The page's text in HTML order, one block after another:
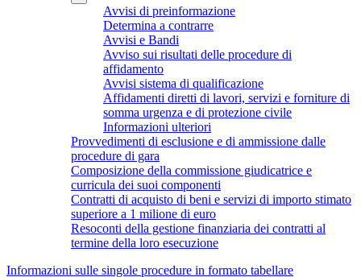
Avvisi di preinformazione
Determina a contrarre
Avvisi e Bandi
Avviso sui risultati delle procedure di
affidamento
Avvisi sistema di qualificazione
Affidamenti diretti di lavori, servizi e forniture di
somma urgenza e di protezione civile
Informazioni ulteriori
Provvedimenti di esclusione e di ammissione dalle
procedure di gara
Composizione della commissione giudicatrice e
curricula dei suoi componenti
Contratti di acquisto di beni e servizi di importo stimato
superiore a 1 milione di euro
Resoconti della gestione finanziaria dei contratti al
termine della loro esecuzione
Informazioni sulle singole procedure in formato tabellare